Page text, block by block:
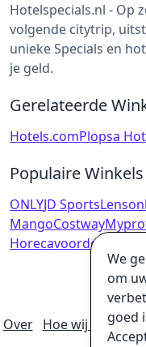
Hotelspecials.nl - Op
volgende citytrip,
unieke Specials en
je geld.
Gerelateerde
Hotels.comPlopsa
Populaire Winkels
ONLYJD Sports
MangoCostway
Horecavoordeelshop
Over Hoe wij geld
We
om
goed